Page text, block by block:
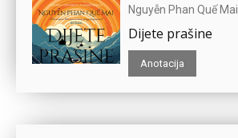
Nguyễn Phan Quế Mai
Dijete prašine
Anotacija